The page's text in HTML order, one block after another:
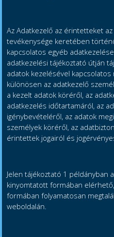
Az Adatkezelő az érintetteket
tevékenysége keretében
kapcsolatos egyéb
adatkezelési tájékoztató útján
adatok kezelésével
különösen az adatkezelő
a kezelt adatok köréről, az
adatkezelés időtartamáról, az
igénybevételéről, az adatok
személyek köréről, az
érintettek jogairól és
Jelen tájékoztató 1 példányban
kinyomtatott formában
formában folyamatosan
weboldalán.